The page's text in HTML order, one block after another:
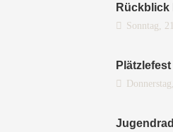
Rückblick
Sonntag,
Plätzlefest